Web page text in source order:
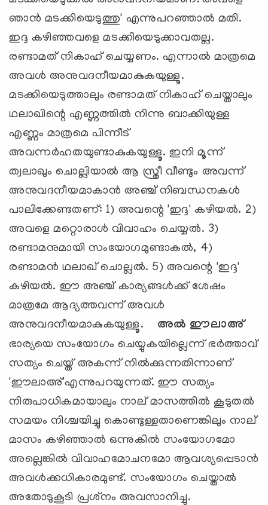
ഞാന്‍ മടക്കിയെടുത്തു' എന്നുപറഞ്ഞാല്‍ മതി.
ഇദ്ദ കഴിഞ്ഞവളെ മടക്കിയെടുക്കാവതല്ല.
രണ്ടാമത് നികാഹ് ചെയ്യണം. എന്നാല്‍ മാത്രമെ
അവള്‍ അനുവദനീയമാകുകയുള്ളൂ.
മടക്കിയെടുത്താലും രണ്ടാമത് നികാഹ് ചെയ്താലും
ഥലാഖിന്റെ എണ്ണത്തില്‍ നിന്നു ബാക്കിയുള്ള
എണ്ണം മാത്രമെ പിന്നീട്
അവന്നര്‍ഹതയുണ്ടാകുകയുള്ളൂ. ഇനി മൂന്ന്
ത്വലാഖും ചൊല്ലിയാല്‍ ആ സ്ത്രീ വീണ്ടും അവന്ന്
അനുവദനീയമാകാന്‍ അഞ്ച് നിബന്ധനകള്‍
പാലിക്കേണ്ടതണ്: 1) അവന്റെ 'ഇദ്ദ' കഴിയല്‍. 2)
അവളെ മറ്റൊരാള്‍ വിവാഹം ചെയ്യല്‍. 3)
രണ്ടാമനുമായി സംയോഗമുണ്ടാകല്‍, 4)
രണ്ടാമന്‍ ഥലാഖ് ചൊല്ലല്‍. 5) അവന്റെ 'ഇദ്ദ'
കഴിയല്‍. ഈ അഞ്ച് കാര്യങ്ങള്‍ക്ക് ശേഷം
മാത്രമേ ആദ്യത്തവന്ന് അവള്‍
അനുവദനീയമാകുകയുള്ളൂ.
അല്‍ ഈലാഅ്
ഭാര്യയെ സംയോഗം ചെയ്യുകയില്ലെന്ന് ഭര്‍ത്താവ്
സത്യം ചെയ്ത് അകന്ന് നില്‍ക്കുന്നതിന്നാണ്
'ഈലാഅ്'എന്നുപറയുന്നത്. ഈ സത്യം
നിരുപാധികമായാലും നാല് മാസത്തില്‍ കൂടുതല്‍
സമയം നിശ്ചയിച്ചു കൊണ്ടുള്ളതാണെങ്കിലും നാല്
മാസം കഴിഞ്ഞാല്‍ ഒന്നുകില്‍ സംയോഗമോ
അല്ലെങ്കില്‍ വിവാഹമോചനമോ ആവശ്യപ്പെടാന്‍
അവള്‍ക്കധികാരമുണ്ട്. സംയോഗം ചെയ്താല്‍
അതോടുകൂടി പ്രശ്‌നം അവസാനിച്ചു.